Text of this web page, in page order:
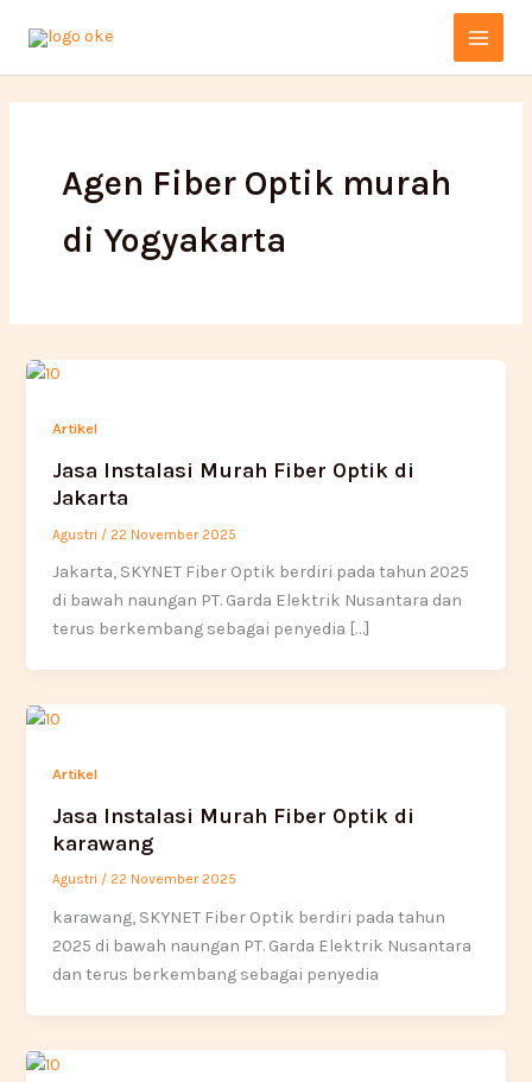
Main
Menu
Agen Fiber Optik murah
di Yogyakarta
Artikel
Jasa Instalasi Murah Fiber Optik di
Jakarta
Agustri / 22 November 2025
Jakarta, SKYNET Fiber Optik berdiri pada tahun 2025
di bawah naungan PT. Garda Elektrik Nusantara dan
terus berkembang sebagai penyedia […]
Artikel
Jasa Instalasi Murah Fiber Optik di
karawang
Agustri / 22 November 2025
karawang, SKYNET Fiber Optik berdiri pada tahun
2025 di bawah naungan PT. Garda Elektrik Nusantara
dan terus berkembang sebagai penyedia